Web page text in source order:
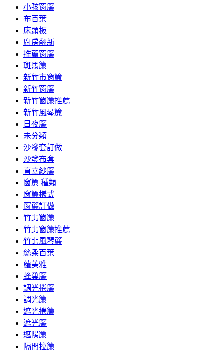
小孩窗簾
布百葉
床頭板
廚房翻新
推薦窗簾
斑馬簾
新竹市窗簾
新竹窗簾
新竹窗簾推薦
新竹風琴簾
日夜簾
未分類
沙發套訂做
沙發布套
直立紗簾
窗簾 種類
窗簾樣式
窗簾訂做
竹北窗簾
竹北窗簾推薦
竹北風琴簾
絲柔百葉
蘿美雅
蜂巢簾
調光捲簾
調光簾
遮光捲簾
遮光簾
遮陽簾
隔間拉簾